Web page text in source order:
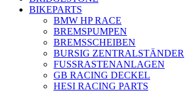
BIKEPARTS
BMW HP RACE
BREMSPUMPEN
BREMSSCHEIBEN
BURSIG ZENTRALSTÄNDER
FUSSRASTENANLAGEN
GB RACING DECKEL
HESI RACING PARTS